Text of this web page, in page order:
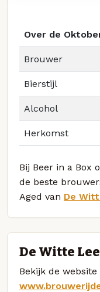
Over de
Brouwer
Bierstijl
Alcohol
Herkomst
Bij Beer in a Box
de beste
Aged van De
De Witte
Bekijk de